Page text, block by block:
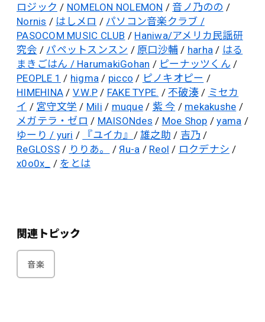
ロジック / NOMELON NOLEMON / 音ノ乃のの /
Nornis / はしメロ / パソコン音楽クラブ /
PASOCOM MUSIC CLUB / Haniwa/アメリカ民謡研
究会 / パペットスンスン / 原口沙輔 / harha / はる
まきごはん / HarumakiGohan / ピーナッツくん /
PEOPLE 1 / higma / picco / ピノキオピー /
HIMEHINA / V.W.P / FAKE TYPE. / 不破湊/ ミセカ
イ / 宮守文学 / Mili / muque/ 紫 今 / mekakushe /
メガテラ・ゼロ / MAISONdes / Moe Shop /yama /
ゆーり / yuri / 『ユイカ』 / 雄之助 / 吉乃 /
ReGLOSS/ りりあ。 /Яu-a / Reol / ロクデナシ /
x0o0x_
/ をとは
関連トピック
音楽